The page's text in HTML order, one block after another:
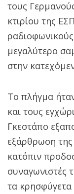
τους
κτιρίου της
μεγαλύτερο
στην
Το πλήγμα
και τους
Γκεστάπο
εξάρθρωση
κατόπιν
συναγωνιστές
τα κρησφύγετα